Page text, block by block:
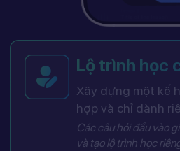
Lộ trình học
Xây dựng một kế
hợp và chỉ dành
Các câu hỏi đầu vào
và tạo lộ trình học